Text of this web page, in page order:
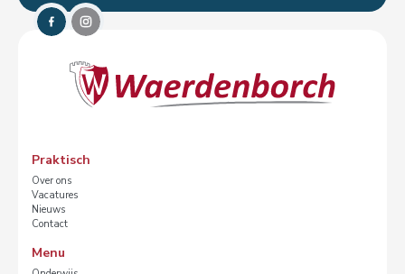
Praktisch
Over ons
Vacatures
Nieuws
Contact
Menu